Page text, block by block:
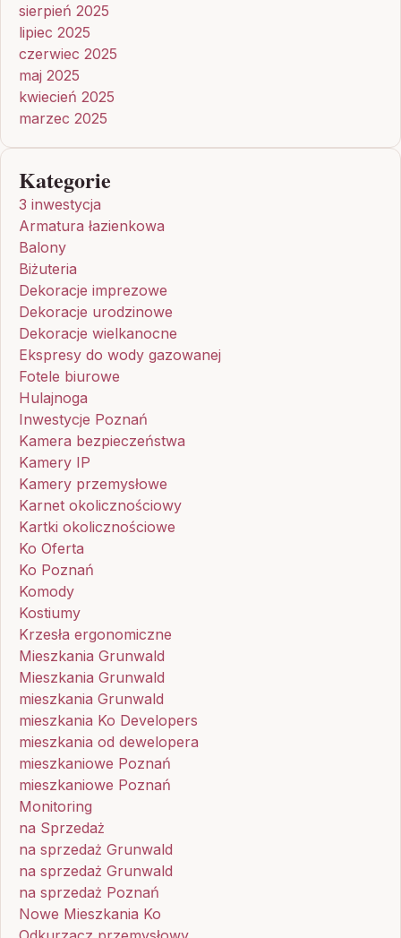
sierpień 2025
lipiec 2025
czerwiec 2025
maj 2025
kwiecień 2025
marzec 2025
Kategorie
3 inwestycja
Armatura łazienkowa
Balony
Biżuteria
Dekoracje imprezowe
Dekoracje urodzinowe
Dekoracje wielkanocne
Ekspresy do wody gazowanej
Fotele biurowe
Hulajnoga
Inwestycje Poznań
Kamera bezpieczeństwa
Kamery IP
Kamery przemysłowe
Karnet okolicznościowy
Kartki okolicznościowe
Ko Oferta
Ko Poznań
Komody
Kostiumy
Krzesła ergonomiczne
Mieszkania Grunwald
Mieszkania Grunwald
mieszkania Grunwald
mieszkania Ko Developers
mieszkania od dewelopera
mieszkaniowe Poznań
mieszkaniowe Poznań
Monitoring
na Sprzedaż
na sprzedaż Grunwald
na sprzedaż Grunwald
na sprzedaż Poznań
Nowe Mieszkania Ko